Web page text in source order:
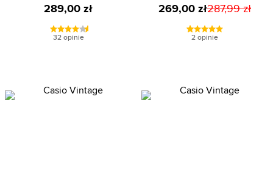
289,00 zł
32 opinie
269,00 zł287,99 zł
2 opinie